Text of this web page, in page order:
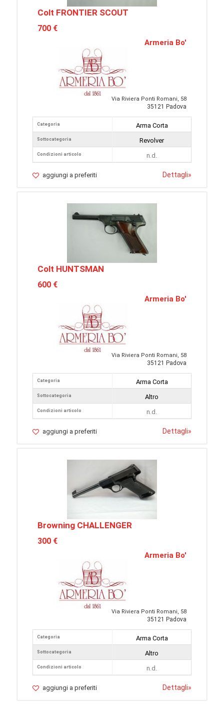
Colt FRONTIER SCOUT
700 €
Armeria Bo'
Via Riviera Ponti Romani, 58
35121 Padova
Categoria
Sottocategoria
Condizioni articolo
Arma Corta
Revolver
n.d.
aggiungi a preferiti Dettagli»
Colt HUNTSMAN
600 €
Armeria Bo'
Via Riviera Ponti Romani, 58
35121 Padova
Categoria
Sottocategoria
Condizioni articolo
Arma Corta
Altro
n.d.
aggiungi a preferiti Dettagli»
Browning CHALLENGER
300 €
Armeria Bo'
Via Riviera Ponti Romani, 58
35121 Padova
Categoria
Sottocategoria
Condizioni articolo
Arma Corta
Altro
n.d.
aggiungi a preferiti Dettagli»